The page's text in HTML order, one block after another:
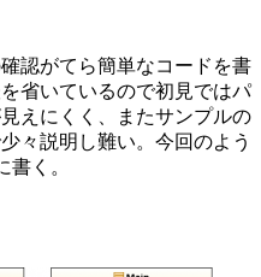
認がてら簡単なコードを書
省いているので初見ではパ
えにくく、またサンプルの
々説明し難い。今回のよう
く。